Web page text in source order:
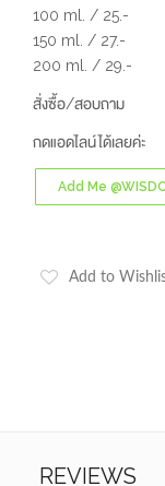
100 ml. / 25.-
150 ml. / 27.-
200 ml. / 29.-
สั่งซื้อ/สอบถาม
กดแอดไลน์ได้เลยค่ะ
Add Me
Add to
REVIEWS